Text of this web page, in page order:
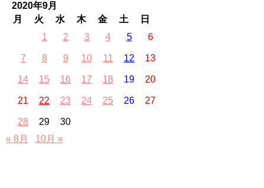
2020年9月
月
火 水 木 金 土
日
1
2 3 4 5 6
7 8 9 10 11 12 13
14 15 16 17 18 19 20
21 22 23 24 25 26 27
28 29
30
« 8月
10月 »